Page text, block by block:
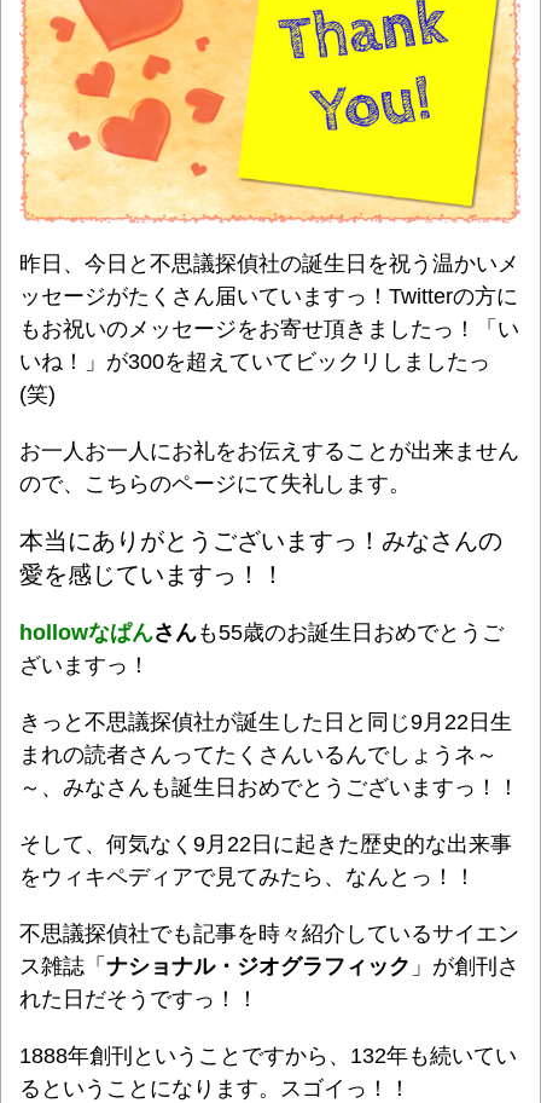
昨日、今日と不思議探偵社の誕生日を祝う温かいメ
ッセージがたくさん届いていますっ！Twitterの方に
もお祝いのメッセージをお寄せ頂きましたっ！「い
いね！」が300を超えていてビックリしましたっ
(笑)
お一人お一人にお礼をお伝えすることが出来ません
ので、こちらのページにて失礼します。
本当にありがとうございますっ！みなさんの
愛を感じていますっ！！
hollowなぱんさんも55歳のお誕生日おめでとうご
ざいますっ！
きっと不思議探偵社が誕生した日と同じ9月22日生
まれの読者さんってたくさんいるんでしょうネ～
～、みなさんも誕生日おめでとうございますっ！！
そして、何気なく9月22日に起きた歴史的な出来事
をウィキペディアで見てみたら、なんとっ！！
不思議探偵社でも記事を時々紹介しているサイエン
ス雑誌「 ナショナル・ジオグラフィック 」が創刊さ
れた日だそうですっ！！
1888年創刊ということですから、132年も続いてい
るということになります。スゴイっ！！